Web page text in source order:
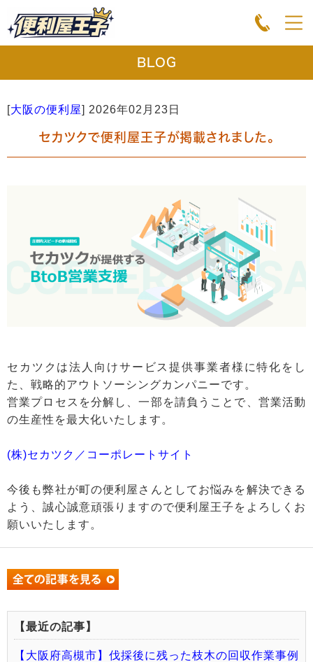
BLOG
[大阪の便利屋] 2026年02月23日
セカツクで便利屋王子が掲載されました。
セカツクは法人向けサービス提供事業者様に特化をし
た、戦略的アウトソーシングカンパニーです。
営業プロセスを分解し、一部を請負うことで、営業活動
の生産性を最大化いたします。
(株)セカツク／コーポレートサイト
今後も弊社が町の便利屋さんとしてお悩みを解決できる
よう、誠心誠意頑張りますので便利屋王子をよろしくお
願いいたします。
【最近の記事】
【大阪府高槻市】伐採後に残った枝木の回収作業事例